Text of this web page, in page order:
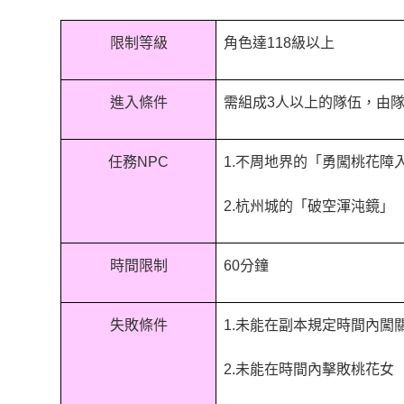
限制等級 角色達118級以上
進入條件 需組成3人以上的隊伍，由
任務NPC 1.不周地界的「勇闖桃花障
2.杭州城的「破空渾沌鏡」
時間限制 60分鐘
失敗條件 1.未能在副本規定時間內闖
2.未能在時間內擊敗桃花女